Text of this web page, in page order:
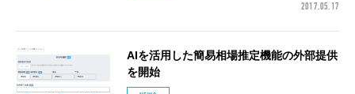
2017.05.17
AIを活用した簡易相場推定機能の外部提供
を開始